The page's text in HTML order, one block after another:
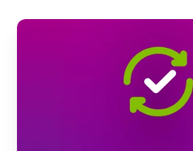
KLARA